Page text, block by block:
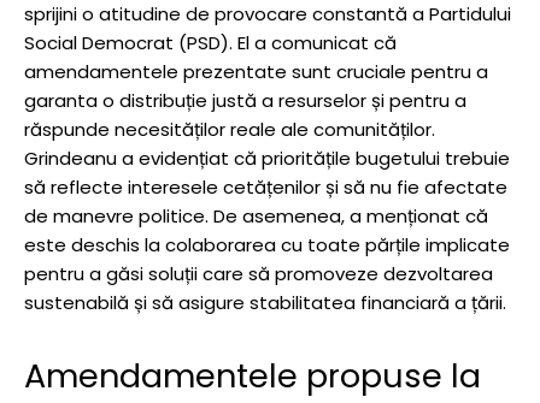
sprijini o atitudine de provocare constantă a Partidului
Social Democrat (PSD). El a comunicat că
amendamentele prezentate sunt cruciale pentru a
garanta o distribuție justă a resurselor și pentru a
răspunde necesităților reale ale comunităților.
Grindeanu a evidențiat că prioritățile bugetului trebuie
să reflecte interesele cetățenilor și să nu fie afectate
de manevre politice. De asemenea, a menționat că
este deschis la colaborarea cu toate părțile implicate
pentru a găsi soluții care să promoveze dezvoltarea
sustenabilă și să asigure stabilitatea financiară a țării.
Amendamentele propuse la